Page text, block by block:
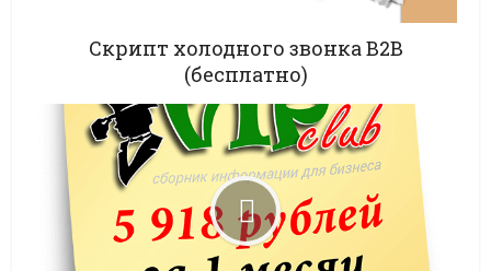
Скрипт холодного звонка B2B
(бесплатно)